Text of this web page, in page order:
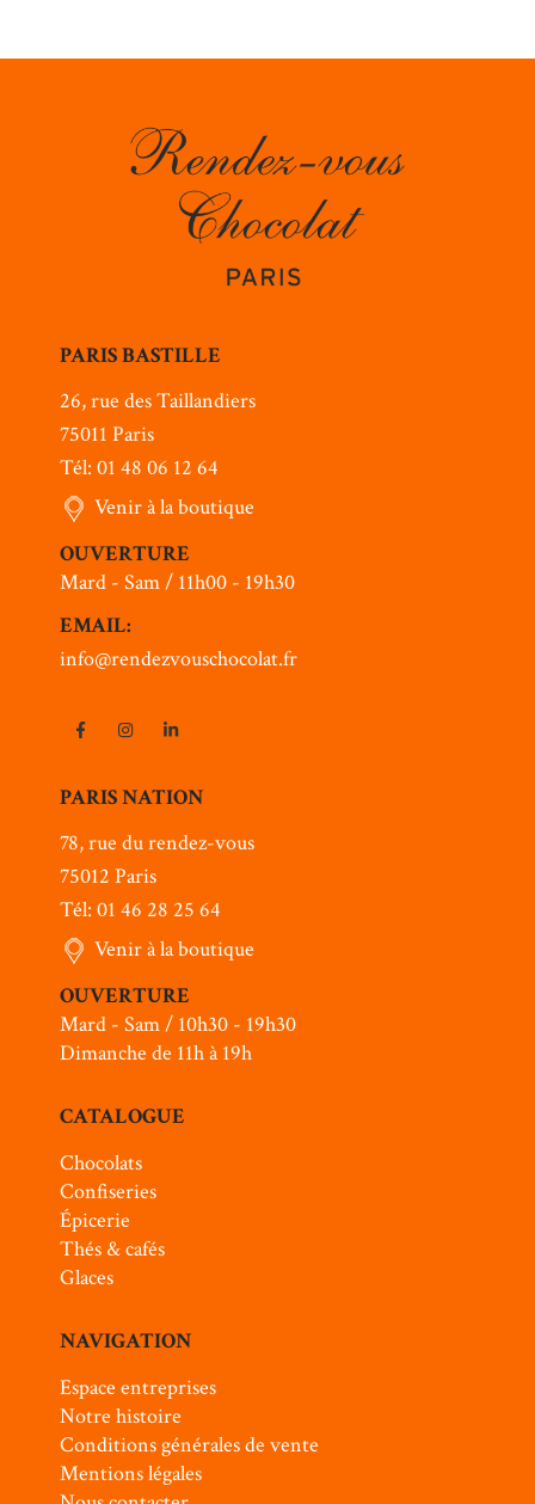
PARIS BASTILLE
26, rue des Taillandiers
75011 Paris
Tél: 01 48 06 12 64
Venir à la boutique
OUVERTURE
Mard - Sam / 11h00 - 19h30
EMAIL:
info@rendezvouschocolat.fr
PARIS NATION
78, rue du rendez-vous
75012 Paris
Tél: 01 46 28 25 64
Venir à la boutique
OUVERTURE
Mard - Sam / 10h30 - 19h30
Dimanche de 11h à 19h
CATALOGUE
Chocolats
Confiseries
Épicerie
Thés & cafés
Glaces
NAVIGATION
Espace entreprises
Notre histoire
Conditions générales de vente
Mentions légales